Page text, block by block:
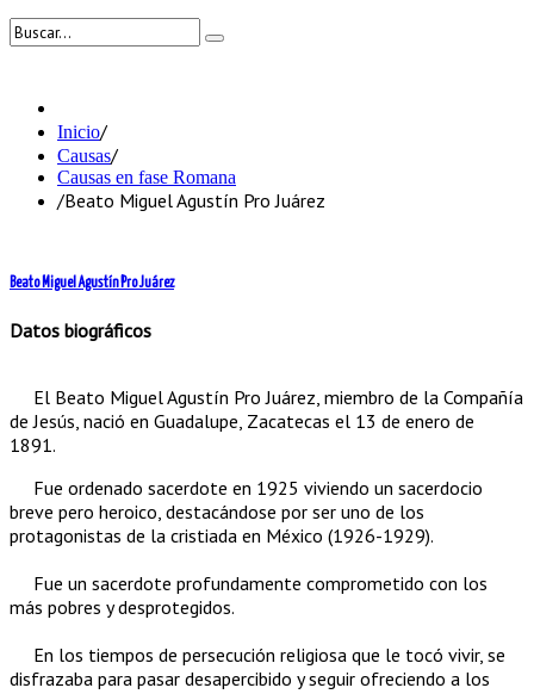
Inicio/
Causas/
Causas en fase Romana
/Beato Miguel Agustín Pro Juárez
Beato Miguel Agustín Pro Juárez
Datos biográficos
El Beato Miguel Agustín Pro Juárez, miembro de la Compañía
de Jesús, nació en Guadalupe, Zacatecas el 13 de enero de
1891.
Fue ordenado sacerdote en 1925 viviendo un sacerdocio
breve pero heroico, destacándose por ser uno de los
protagonistas de la cristiada en México (1926-1929).
Fue un sacerdote profundamente comprometido con los
más pobres y desprotegidos.
En los tiempos de persecución religiosa que le tocó vivir, se
disfrazaba para pasar desapercibido y seguir ofreciendo a los